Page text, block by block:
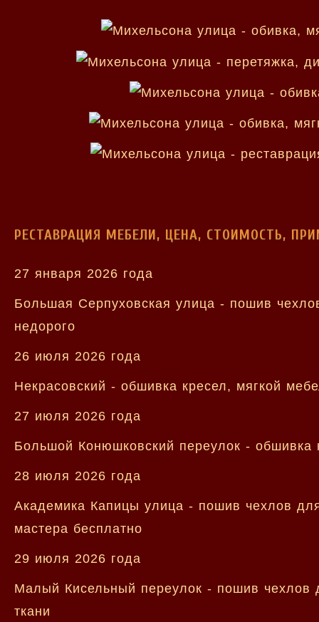
РЕСТАВРАЦИЯ МЕБЕЛИ, ЦЕНА, СТОИМОСТЬ,
27 января 2026 года
Большая Серпуховская улица - пошив
недорого
26 июля 2026 года
Некрасовский - обшивка кресел, мягкой
27 июля 2026 года
Большой Конюшковский переулок -
28 июля 2026 года
Академика Капицы улица - пошив чехлов
мастера бесплатно
29 июля 2026 года
Малый Кисельный переулок - пошив чехлов
ткани